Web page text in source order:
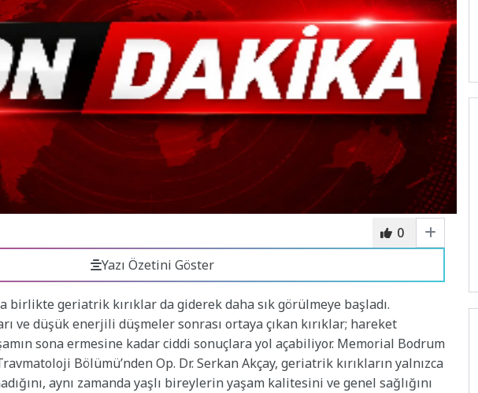
0
Yazı Özetini Göster
birlikte geriatrik kırıklar da giderek daha sık görülmeye başladı.
ve düşük enerjili düşmeler sonrası ortaya çıkan kırıklar; hareket
sona ermesine kadar ciddi sonuçlara yol açabiliyor. Memorial Bodrum
Bölümü’nden Op. Dr. Serkan Akçay, geriatrik kırıkların yalnızca
aynı zamanda yaşlı bireylerin yaşam kalitesini ve genel sağlığını